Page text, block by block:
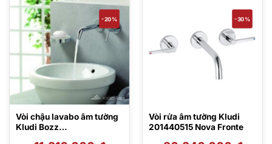
-20%
Vòi chậu lavabo âm tường
Kludi Bozz
-30%
Vòi rửa âm tường Kludi
201440515 Nova Fronte